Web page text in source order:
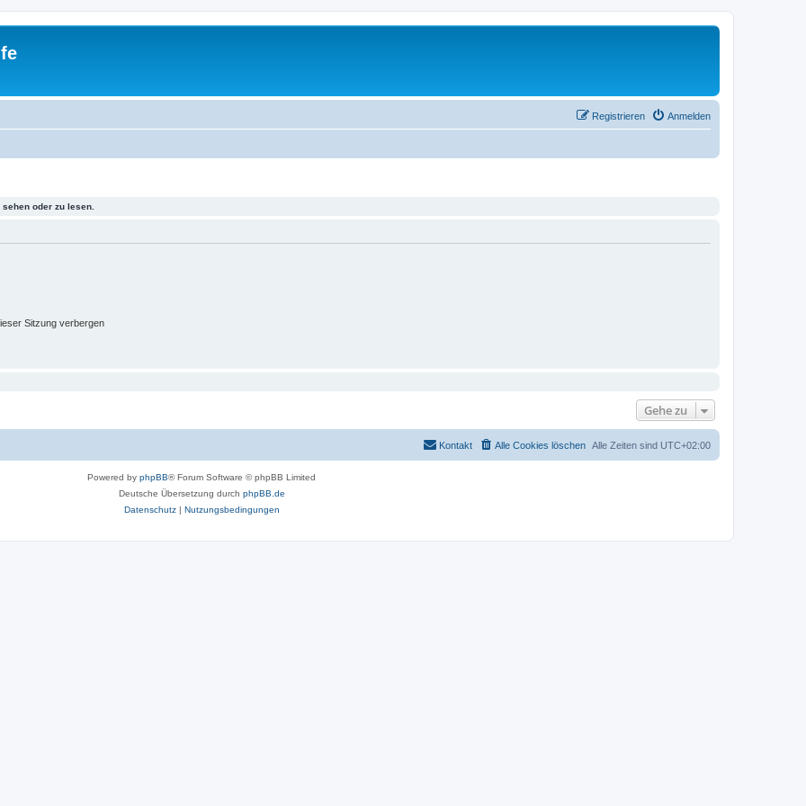
Anmelden
Registrieren
oder zu lesen.
Sitzung verbergen
Gehe zu
Alle Zeiten sind UTC+02:00
Alle Cookies löschen
Kontakt
Powered by phpBB® Forum Software © phpBB Limited
Deutsche Übersetzung durch phpBB.de
Datenschutz| Nutzungsbedingungen